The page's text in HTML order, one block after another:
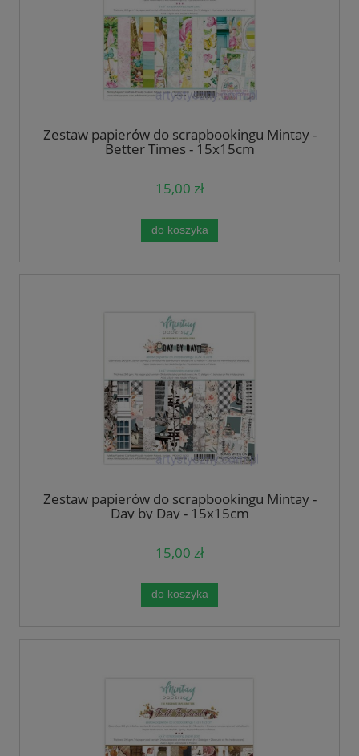
Zestaw papierów do scrapbookingu Mintay -
Better Times - 15x15cm
15,00 zł
do koszyka
Zestaw papierów do scrapbookingu Mintay -
Day by Day - 15x15cm
15,00 zł
do koszyka